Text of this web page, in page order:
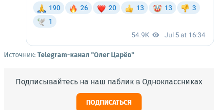
Источник: Telegram-канал "Олег Царёв"
Подписывайтесь на наш паблик в Одноклассниках
ПОДПИСАТЬСЯ